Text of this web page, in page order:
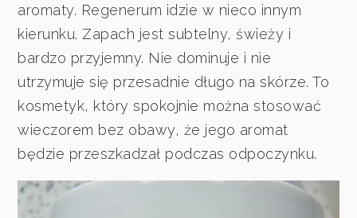
aromaty. Regenerum idzie w nieco innym
kierunku. Zapach jest subtelny, świeży i
bardzo przyjemny. Nie dominuje i nie
utrzymuje się przesadnie długo na skórze. To
kosmetyk, który spokojnie można stosować
wieczorem bez obawy, że jego aromat
będzie przeszkadzał podczas odpoczynku.